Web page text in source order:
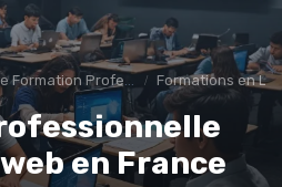
Professionnelle Formations en
en France